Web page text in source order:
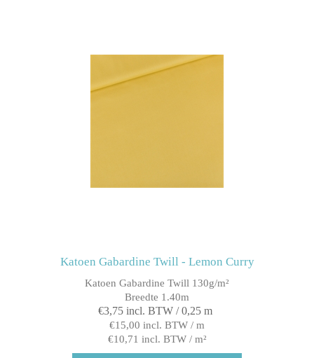
Katoen Gabardine Twill - Lemon Curry
Katoen Gabardine Twill 130g/m²
Breedte 1.40m
€3,75 incl. BTW / 0,25 m
€15,00 incl. BTW / m
€10,71 incl. BTW / m²